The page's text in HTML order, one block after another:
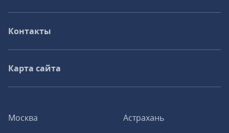
Москва
Астрахань
Контакты
Карта сайта